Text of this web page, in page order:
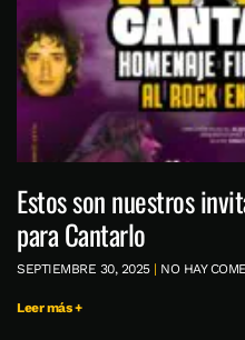
Estos son nuestros
para Cantarlo
SEPTIEMBRE 30, 2025 NO HAY
Leer más +